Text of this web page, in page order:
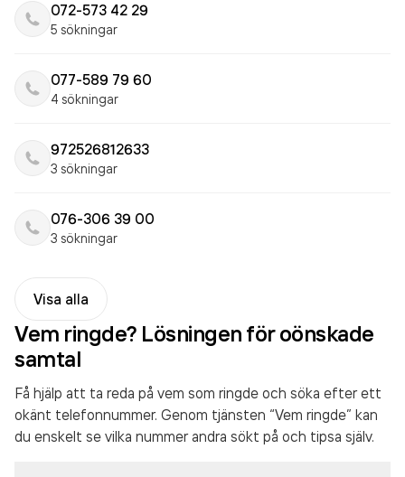
072-573 42 29
5 sökningar
077-589 79 60
4 sökningar
972526812633
3 sökningar
076-306 39 00
3 sökningar
Visa alla
Vem ringde? Lösningen för oönskade
samtal
Få hjälp att ta reda på vem som ringde och söka efter ett
okänt telefonnummer. Genom tjänsten “Vem ringde” kan
du enskelt se vilka nummer andra sökt på och tipsa själv.